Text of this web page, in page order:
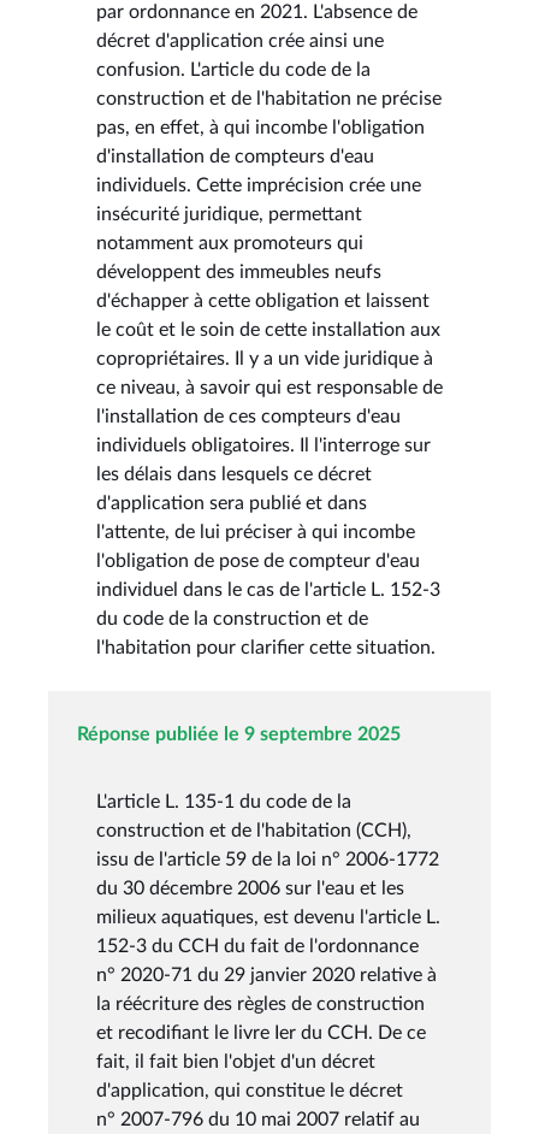
par ordonnance en 2021. L'absence de
décret d'application crée ainsi une
confusion. L'article du code de la
construction et de l'habitation ne précise
pas, en effet, à qui incombe l'obligation
d'installation de compteurs d'eau
individuels. Cette imprécision crée une
insécurité juridique, permettant
notamment aux promoteurs qui
développent des immeubles neufs
d'échapper à cette obligation et laissent
le coût et le soin de cette installation aux
copropriétaires. Il y a un vide juridique à
ce niveau, à savoir qui est responsable de
l'installation de ces compteurs d'eau
individuels obligatoires. Il l'interroge sur
les délais dans lesquels ce décret
d'application sera publié et dans
l'attente, de lui préciser à qui incombe
l'obligation de pose de compteur d'eau
individuel dans le cas de l'article L. 152-3
du code de la construction et de
l'habitation pour clarifier cette situation.
Réponse publiée le 9 septembre 2025
L'article L. 135-1 du code de la
construction et de l'habitation (CCH),
issu de l'article 59 de la loi n° 2006-1772
du 30 décembre 2006 sur l'eau et les
milieux aquatiques, est devenu l'article L.
152-3 du CCH du fait de l'ordonnance
n° 2020-71 du 29 janvier 2020 relative à
la réécriture des règles de construction
et recodifiant le livre Ier du CCH. De ce
fait, il fait bien l'objet d'un décret
d'application, qui constitue le décret
n° 2007-796 du 10 mai 2007 relatif au